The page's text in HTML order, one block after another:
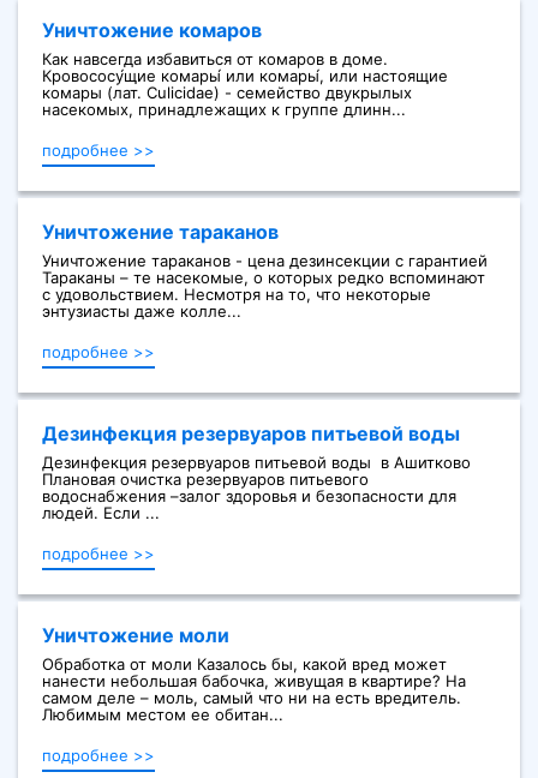
Уничтожение комаров
Как навсегда избавиться от комаров в доме.
Кровососу́щие комары́ или комары́, или настоящие
комары (лат. Culicidae) - семейство двукрылых
насекомых, принадлежащих к группе длинн...
подробнее >>
Уничтожение тараканов
Уничтожение тараканов - цена дезинсекции с гарантией
Тараканы – те насекомые, о которых редко вспоминают
с удовольствием. Несмотря на то, что некоторые
энтузиасты даже колле...
подробнее >>
Дезинфекция резервуаров питьевой воды
Дезинфекция резервуаров питьевой воды в Ашитково
Плановая очистка резервуаров питьевого
водоснабжения –залог здоровья и безопасности для
людей. Если ...
подробнее >>
Уничтожение моли
Обработка от моли Казалось бы, какой вред может
нанести небольшая бабочка, живущая в квартире? На
самом деле – моль, самый что ни на есть вредитель.
Любимым местом ее обитан...
подробнее >>